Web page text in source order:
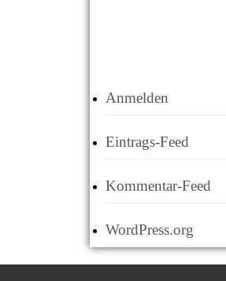
Anmelden
Eintrags-Feed
Kommentar-Feed
WordPress.org